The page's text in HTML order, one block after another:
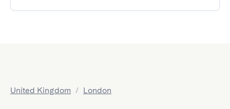
United Kingdom / London